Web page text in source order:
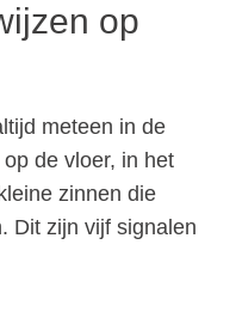
op
meteen in de
de vloer, in het
zinnen die
Dit zijn vijf signalen